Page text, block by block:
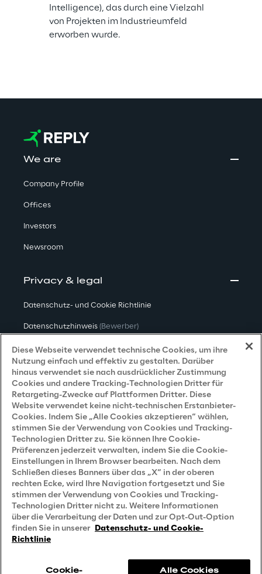
Intelligence), das durch eine Vielzahl
von Projekten im Industrieumfeld
erworben wurde.
We are
Company Profile
Offices
Investors
Newsroom
Privacy & legal
Datenschutz- und Cookie Richtlinie
Datenschutzhinweis (Bewerber)
Datenschutzhinweis(Kunden)
Datenschutzhinweis (Dienstleister)
Datenschutzhinweis (Marketing)
Grundsatzerklärung - LKSG(Deutschland)
Accessibility Statement
Careers
Contacts
Diese Webseite verwendet technische Cookies, um ihre
Nutzung einfach und effektiv zu gestalten. Darüber
hinaus verwendet sie nach ausdrücklicher Zustimmung
Cookies und andere Tracking-Technologien Dritter für
Retargeting-Zwecke auf Plattformen Dritter. Diese
Website verwendet keine nicht-technischen Erstanbieter-
Cookies. Indem Sie „Alle Cookies akzeptieren“ wählen,
stimmen Sie der Verwendung von Cookies und Tracking-
Technologien Dritter zu. Sie können Ihre Cookie-
Präferenzen jederzeit verwalten, indem Sie die Cookie-
Einstellungen in Ihrem Browser bearbeiten. Nach dem
Schließen dieses Banners über das „X“ in der oberen
rechten Ecke, wird Ihre Navigation fortgesetzt und Sie
stimmen der Verwendung von Cookies und Tracking-
Technologien Dritter nicht zu. Weitere Informationen
über die Verarbeitung der Daten und zur Opt-Out-Option
finden Sie in unserer Datenschutz- und Cookie-
Richtlinie
Cookie- Alle Cookies